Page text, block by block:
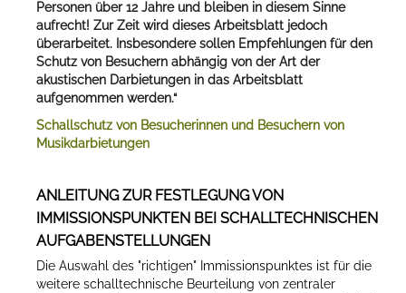
Personen über 12 Jahre und bleiben in diesem Sinne
aufrecht! Zur Zeit wird dieses Arbeitsblatt jedoch
überarbeitet. Insbesondere sollen Empfehlungen für den
Schutz von Besuchern abhängig von der Art der
akustischen Darbietungen in das Arbeitsblatt
aufgenommen werden.“
Schallschutz von Besucherinnen und Besuchern von
Musikdarbietungen
ANLEITUNG ZUR FESTLEGUNG VON
IMMISSIONSPUNKTEN BEI SCHALLTECHNISCHEN
AUFGABENSTELLUNGEN
Die Auswahl des "richtigen" Immissionspunktes ist für die
weitere schalltechnische Beurteilung von zentraler